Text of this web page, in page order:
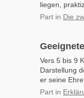
liegen,
Part in Die
Vers 5 bis 9
Darstellung
er seine
Part in